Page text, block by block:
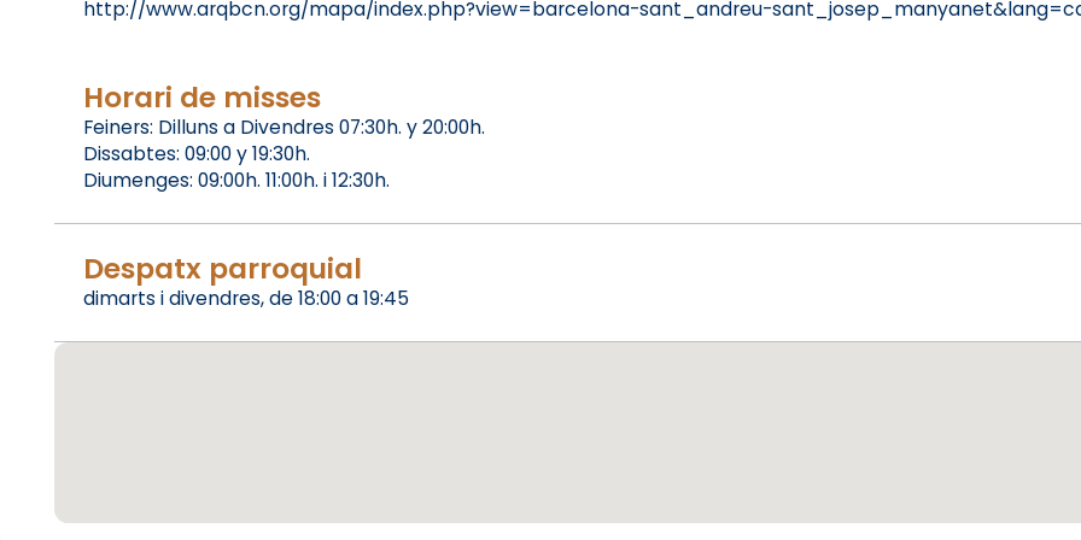
http://www.arqbcn.org/mapa/index.php?view=barcelona-sant_andreu-
Horari de misses
Feiners: Dilluns a Divendres 07:30h. y 20:00h.
Dissabtes: 09:00 y 19:30h.
Diumenges: 09:00h. 11:00h. i 12:30h.
Despatx parroquial
dimarts i divendres, de 18:00 a 19:45